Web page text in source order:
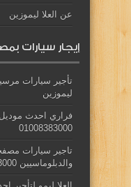
عن العلا ليموزين
إيجار سيارات
ليموزين
فراري احدث موديل
01008383000
تاجير سيارات
والدبلوماسيين 01008383000